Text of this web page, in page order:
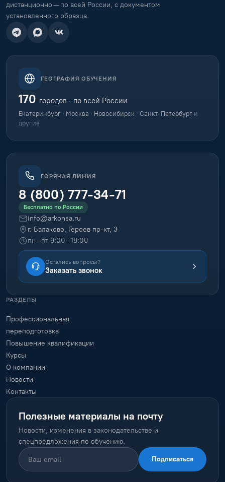
дистанционно — по всей России, с документом
установленного образца.
ГЕОГРАФИЯ ОБУЧЕНИЯ
170 городов · по всей России
Екатеринбург · Москва · Новосибирск · Санкт-Петербург и
другие
ГОРЯЧАЯ ЛИНИЯ
8 (800) 777-34-71
Бесплатно по России
info@arkonsa.ru
г. Балаково, Героев пр-кт, 3
пн–пт 9:00–18:00
Остались вопросы?
Заказать звонок
РАЗДЕЛЫ
Профессиональная
переподготовка
Повышение квалификации
Курсы
О компании
Новости
Контакты
Полезные материалы на почту
Новости, изменения в законодательстве и
спецпредложения по обучению.
Подписаться